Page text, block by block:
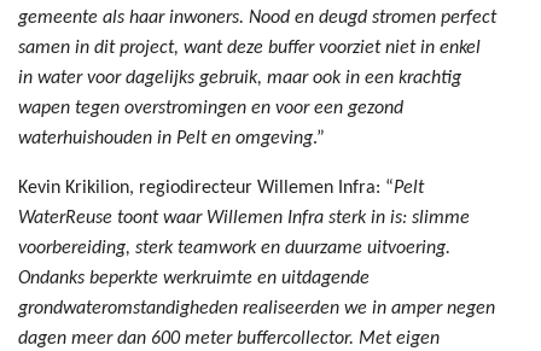
gemeente als haar inwoners. Nood en deugd stromen perfect
samen in dit project, want deze buffer voorziet niet in enkel
in water voor dagelijks gebruik, maar ook in een krachtig
wapen tegen overstromingen en voor een gezond
waterhuishouden in Pelt en omgeving.”
Kevin Krikilion, regiodirecteur Willemen Infra: “Pelt
WaterReuse toont waar Willemen Infra sterk in is: slimme
voorbereiding, sterk teamwork en duurzame uitvoering.
Ondanks beperkte werkruimte en uitdagende
grondwateromstandigheden realiseerden we in amper negen
dagen meer dan 600 meter buffercollector. Met eigen